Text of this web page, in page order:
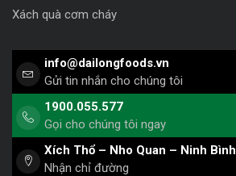
Xách quà cơm cháy
info@dailongfoods.vn
Gửi tin nhắn cho chúng tôi
1900.055.577
Gọi cho chúng tôi ngay
Xích Thổ – Nho Quan – Ninh Bình
Nhận chỉ đường